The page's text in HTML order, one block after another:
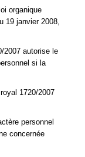
organique
19 janvier 2008,
2007 autorise le
si la
1720/2007
personnel
concernée